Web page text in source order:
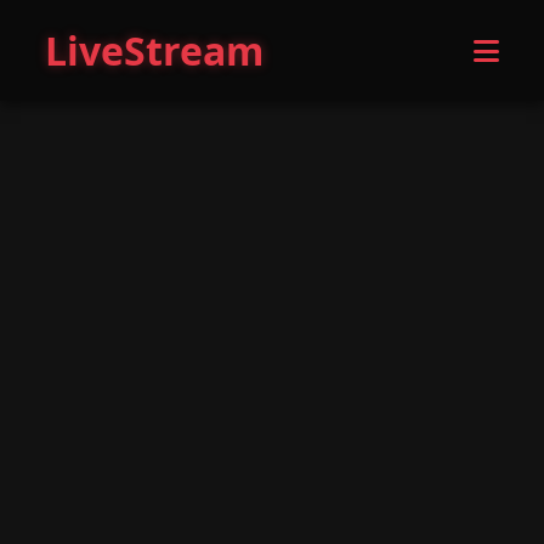
LiveStream